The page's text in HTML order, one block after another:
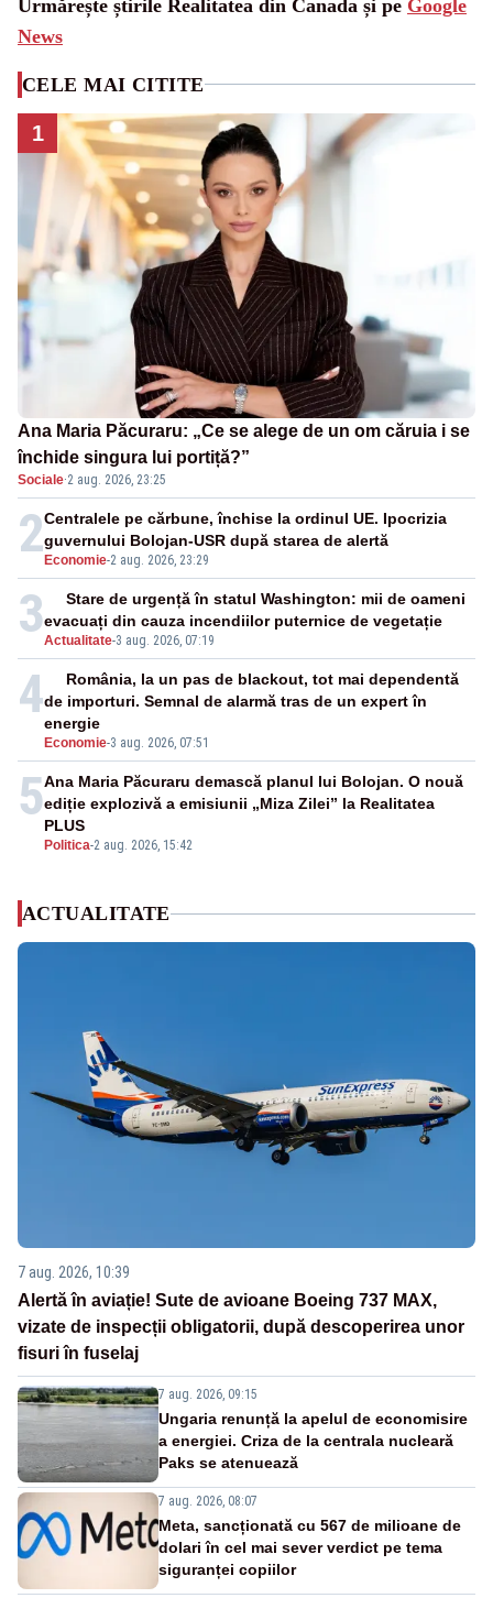
Urmărește știrile Realitatea din Canada și pe Google
News
CELE MAI CITITE
1
Ana Maria Păcuraru: „Ce se alege de un om căruia i se
închide singura lui portiță?”
Sociale·2 aug. 2026, 23:25
2 Economie-2 aug. 2026, 23:29
Centralele pe cărbune, închise la ordinul UE. Ipocrizia
guvernului Bolojan-USR după starea de alertă
3Actualitate-3 aug. 2026, 07:19
Stare de urgență în statul Washington: mii de oameni
evacuați din cauza incendiilor puternice de vegetație
4
Economie-3 aug. 2026, 07:51
România, la un pas de blackout, tot mai dependentă
de importuri. Semnal de alarmă tras de un expert în
energie
5
Politica-2 aug. 2026, 15:42
Ana Maria Păcuraru demască planul lui Bolojan. O nouă
ediție explozivă a emisiunii „Miza Zilei” la Realitatea
PLUS
ACTUALITATE
7 aug. 2026, 10:39
Alertă în aviație! Sute de avioane Boeing 737 MAX,
vizate de inspecții obligatorii, după descoperirea unor
fisuri în fuselaj
7 aug. 2026, 09:15
Ungaria renunță la apelul de economisire
a energiei. Criza de la centrala nucleară
Paks se atenuează
7 aug. 2026, 08:07
Meta, sancționată cu 567 de milioane de
dolari în cel mai sever verdict pe tema
siguranței copiilor